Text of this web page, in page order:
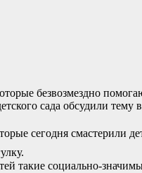
безвозмездно
сада обсудили
сегодня смастерили
социально-